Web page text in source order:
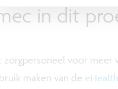
in dit
voor meer
maken van de